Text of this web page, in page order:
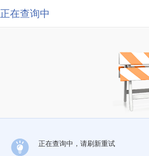
正在查询中
正在查询中，请刷新重试